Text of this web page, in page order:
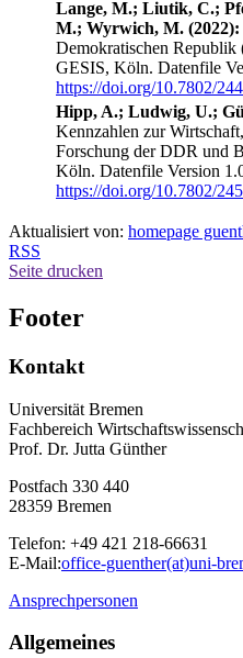
Lange, M.; Liutik, C.;
M.; Wyrwich, M. (2022):
Demokratischen
GESIS, Köln. Datenfile
https://doi.org/10.7802/
Hipp, A.; Ludwig, U.;
Kennzahlen zur
Forschung der DDR und
Köln. Datenfile Version
https://doi.org/10.7802/
Aktualisiert von: homepage
RSS
Seite drucken
Footer
Kontakt
Universität Bremen
Fachbereich
Prof. Dr. Jutta Günther
Postfach 330 440
28359 Bremen
Telefon: +49 421 218-66631
E-Mail:office-guenther(at)uni-
Ansprechpersonen
Allgemeines